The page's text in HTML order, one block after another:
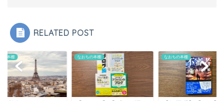
RELATED POST
の本棚 なおちの本棚 なおちの本棚